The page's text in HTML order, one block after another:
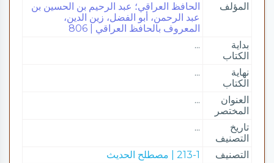
المؤلف
الحافظ العراقي؛ عبد الرحيم بن الحسين بن
عبد الرحمن، أبو الفضل، زين الدين،
المعروف بالحافظ العراقي | 806
بداية
الكتاب
...
نهاية
الكتاب
...
العنوان
المختصر
...
تاريخ
التصنيف
...
التصنيف
213-1 | مصطلح الحديث